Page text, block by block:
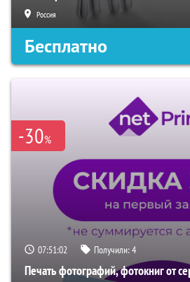
Россия
Бесплатно
-30%
07:51:01 Получили:4
Печать фотографий, фотокниг от